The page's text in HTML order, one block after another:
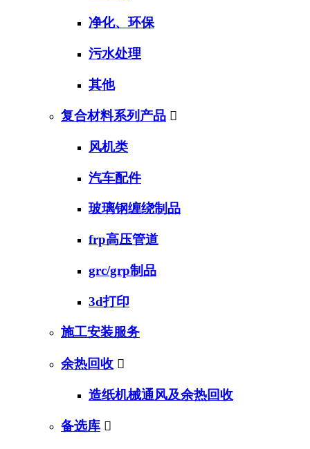
净化、环保
污水处理
其他
复合材料系列产品 
风机类
汽车配件
玻璃钢缠绕制品
frp高压管道
grc/grp制品
3d打印
施工安装服务
余热回收 
造纸机械通风及余热回收
备选库 